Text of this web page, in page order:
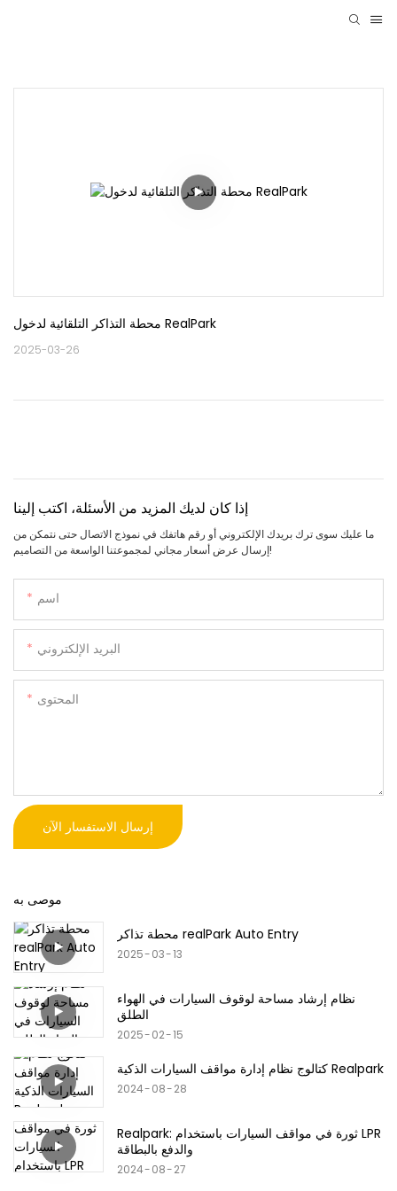
محطة التذاكر التلقائية لدخول RealPark
2025-03-26
إذا كان لديك المزيد من الأسئلة، اكتب إلينا
ما عليك سوى ترك بريدك الإلكتروني أو رقم هاتفك في نموذج الاتصال حتى نتمكن من
إرسال عرض أسعار مجاني لمجموعتنا الواسعة من التصاميم!
اسم
البريد الإلكتروني
المحتوى
إرسال الاستفسار الآن
موصى به
محطة تذاكر realPark Auto Entry
2025 03 13
نظام إرشاد مساحة لوقوف السيارات في الهواء
الطلق
2025 02 15
كتالوج نظام إدارة مواقف السيارات الذكية Realpark
2024 08 28
Realpark: ثورة في مواقف السيارات باستخدام LPR
والدفع بالبطاقة
2024 08 27